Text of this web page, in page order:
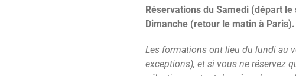
Réservations du Samedi (départ le
Dimanche (retour le matin à Paris).
Les formations ont lieu du lundi au
exceptions), et si vous ne réservez